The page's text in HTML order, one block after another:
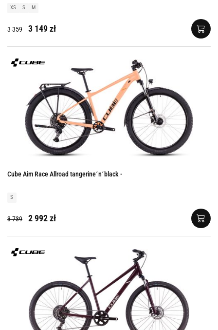
XS S M
3 359 3 149 zł
Cube Aim Race Allroad tangerine´n´black -
S
3 739 2 992 zł